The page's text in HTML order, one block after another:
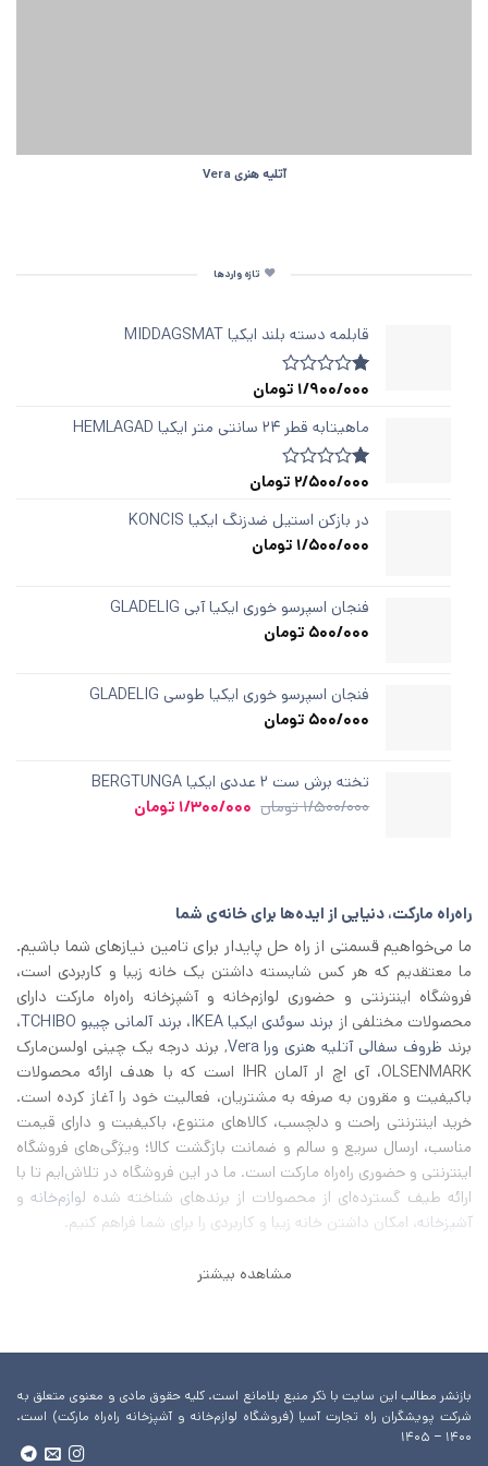
آتلیه هنری Vera
تازه واردها
قابلمه دسته‌ بلند ایکیا MIDDAGSMAT
امتیازدهی
از
در
1
امتیازدهی
1/900/000 تومان
ماهیتابه قطر ۲۴ سانتی متر ایکیا HEMLAGAD
امتیازدهی
از
در
1
2/500/000 تومان
در بازکن استیل ضدزنگ ایکیا KONCIS
1/500/000 تومان
فنجان اسپرسو خوری ایکیا آبی GLADELIG
500/000 تومان
فنجان اسپرسو خوری ایکیا طوسی GLADELIG
500/000 تومان
تخته برش ست ۲ عددی ایکیا BERGTUNGA
1/500/000 تومان قیمت
1/300/000 تومان
راه‌راه مارکت، دنیایی از ایده‌ها برای خانه‌ی شما
ما می‌خواهیم قسمتی از راه حل پایدار برای تامین نیازهای شما باشیم.
ما معتقدیم که هر کس شایسته داشتن یک خانه زیبا و کاربردی است،
فروشگاه اینترنتی و حضوری لوازم‌خانه و آشپزخانه راه‌راه مارکت دارای
محصولات مختلفی از برند سوئدی ایکیا IKEA ، برند آلمانی چیبو TCHIBO
،
برند ظروف سفالی آتلیه هنری ورا Vera
, برند درجه یک چینی اولسن‌مارک
OLSENMARK، آی اچ‌ ار آلمان IHR است که با هدف ارائه محصولات
باکیفیت و مقرون به صرفه به مشتریان، فعالیت خود را آغاز کرده است.
خرید اینترنتی راحت و دلچسب، کالاهای متنوع، باکیفیت و دارای قیمت
مناسب، ارسال سریع و سالم و ضمانت بازگشت کالا؛ ویژگی‌های فروشگاه
اینترنتی و حضوری راه‌راه مارکت است. ما در این فروشگاه در تلاش‌ایم تا با
ارائه طیف گسترده‌ای از محصولات از برند‌های شناخته شده لوازم‌خانه و
آشپزخانه، امکان داشتن خانه زیبا و کاربردی را برای شما فراهم کنیم.
مشاهده بیشتر
بازنشر مطالب این سایت با ذکر منبع بلامانع است. کلیه حقوق مادی و معنوی متعلق به
شرکت پویشگران راه تجارت آسیا (فروشگاه لوازم‌خانه و آشپزخانه راه‌راه مارکت) است.
۱۴۰۰ – ۱۴۰۵